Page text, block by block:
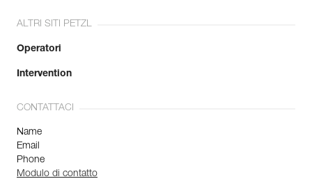
ALTRI SITI PETZL
Operatori
Intervention
CONTATTACI
Name
Email
Phone
Modulo di contatto